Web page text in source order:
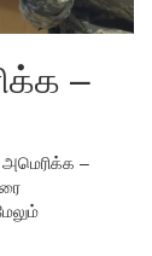
–
–